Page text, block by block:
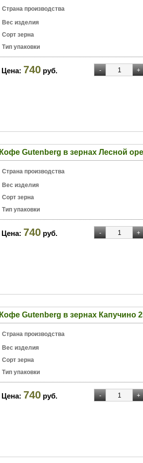
Страна производства
Вес изделия
Сорт зерна
Тип упаковки
Цена: 740 руб.
Кофе Gutenberg в зернах Лесной
Страна производства
Вес изделия
Сорт зерна
Тип упаковки
Цена: 740 руб.
Кофе Gutenberg в зернах Капучино
Страна производства
Вес изделия
Сорт зерна
Тип упаковки
Цена: 740 руб.